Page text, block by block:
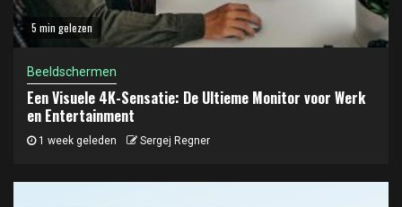
5 min gelezen
Beeldschermen
Een Visuele 4K-Sensatie: De Ultieme Monitor voor Werk
en Entertainment
1 week geleden Sergej Regner